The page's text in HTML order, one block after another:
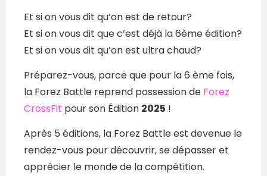
Et si on vous dit qu’on est de retour?
Et si on vous dit que c’est déjà la 6ème édition?
Et si on vous dit qu’on est ultra chaud?
Préparez-vous, parce que pour la 6 ème fois,
la Forez Battle reprend possession de Forez
CrossFit pour son Édition 2025 !
Après 5 éditions, la Forez Battle est devenue le
rendez-vous pour découvrir, se dépasser et
apprécier le monde de la compétition.